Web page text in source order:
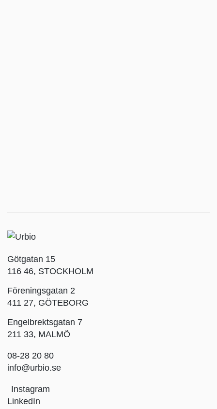
Götgatan 15
116 46, STOCKHOLM
Föreningsgatan 2
411 27, GÖTEBORG
Engelbrektsgatan 7
211 33, MALMÖ
08-28 20 80
info@urbio.se
Instagram
LinkedIn